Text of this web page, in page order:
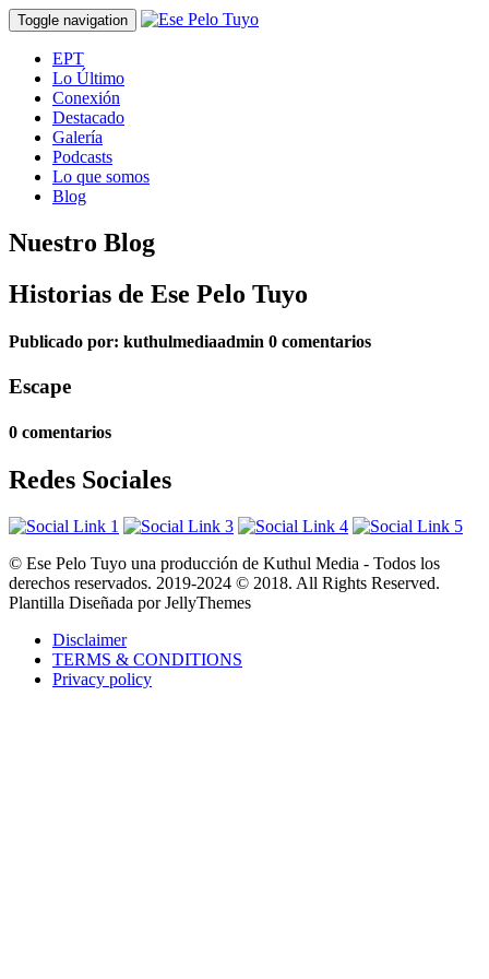
Toggle navigation
EPT
Lo Último
Conexión
Destacado
Galería
Podcasts
Lo que somos
Blog
Nuestro Blog
Historias de Ese Pelo Tuyo
Publicado por: kuthulmediaadmin 0 comentarios
Escape
0 comentarios
Redes Sociales
© Ese Pelo Tuyo una producción de Kuthul Media - Todos los
derechos reservados. 2019-2024 © 2018. All Rights Reserved.
Plantilla Diseñada por JellyThemes
Disclaimer
TERMS & CONDITIONS
Privacy policy